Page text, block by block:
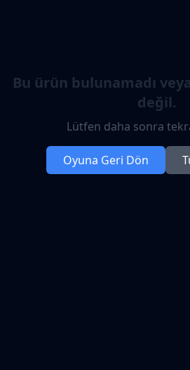
Bu ürün bulunamadı
değil.
Lütfen daha sonra
Oyuna Geri Dön